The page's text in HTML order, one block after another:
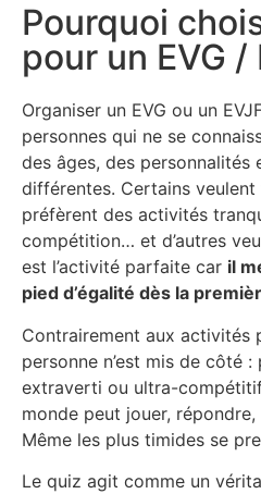
Pourquoi
pour un EVG /
Organiser un EVG ou un
personnes qui ne se
des âges, des personnalités
différentes. Certains veulent
préfèrent des activités
compétition… et d’autres
est l’activité parfaite car il
pied d’égalité dès la
Contrairement aux activités
personne n’est mis de côté
extraverti ou ultra-
monde peut jouer, répondre,
Même les plus timides se
Le quiz agit comme un